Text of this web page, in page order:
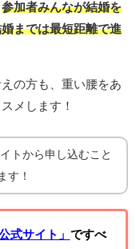
参加者みんなが結婚を
までは最短距離で進
の方も、重い腰をあ
メします！
トから申し込むこと
す！
式サイト」 ですべ